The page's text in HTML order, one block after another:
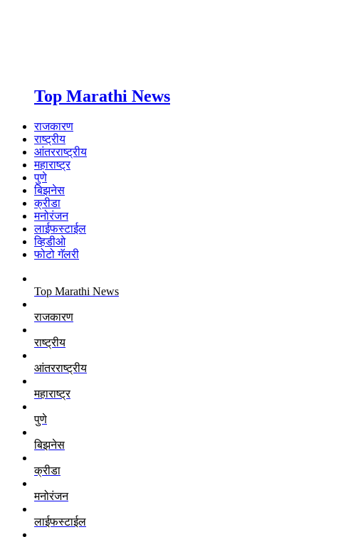
Top Marathi News
राजकारण
राष्ट्रीय
आंतरराष्ट्रीय
महाराष्ट्र
पुणे
बिझनेस
क्रीडा
मनोरंजन
लाईफस्टाईल
व्हिडीओ
फोटो गॅलरी
Top Marathi News
राजकारण
राष्ट्रीय
आंतरराष्ट्रीय
महाराष्ट्र
पुणे
बिझनेस
क्रीडा
मनोरंजन
लाईफस्टाईल